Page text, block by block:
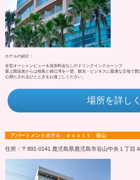
ホテルの紹介：
全室オーシャンビュー＆追加料金なしのドリンクインクルーシブ
最上階温泉からは桜島と錦江湾を一望、観光・ビジネスに最適な立地で贅
心満たされるひとときをお過ごしください。
場所を詳しく
アパートメントホテル ｅｃｏｔｔ 谷山
住所：〒891-0141 鹿児島県鹿児島市谷山中央１丁目